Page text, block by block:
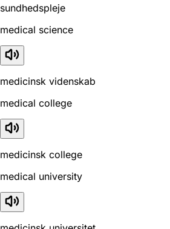
sundhedspleje
medical science
medicinsk videnskab
medical college
medicinsk college
medical university